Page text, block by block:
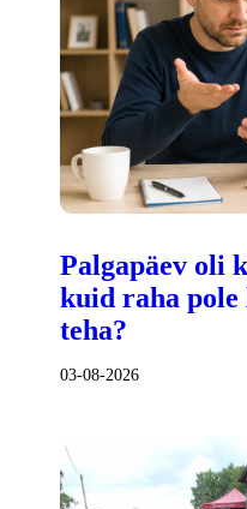
Palgapäev oli
kuid raha
teha?
03-08-2026